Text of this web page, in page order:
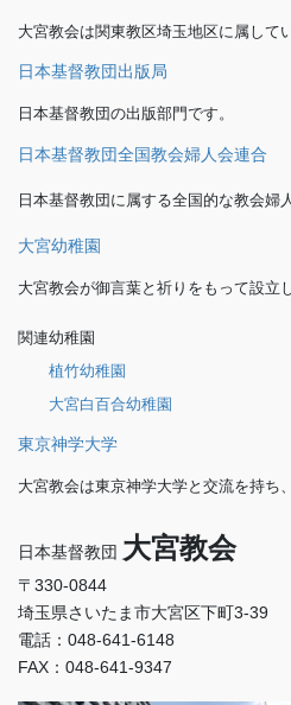
大宮教会は関東教区埼玉地区に属して
日本基督教団出版局
日本基督教団の出版部門です。
日本基督教団全国教会婦人会連合
日本基督教団に属する全国的な教会婦
大宮幼稚園
大宮教会が御言葉と祈りをもって設立
関連幼稚園
植竹幼稚園
大宮白百合幼稚園
東京神学大学
大宮教会は東京神学大学と交流を持ち
日本基督教団 大宮教会
〒330-0844
埼玉県さいたま市大宮区下町3-39
電話：048-641-6148
FAX：048-641-9347